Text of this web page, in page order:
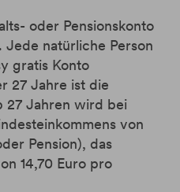
oder Pensionskonto
natürliche Person
gratis Konto
27 Jahre ist die
27 Jahren wird bei
von
Pension), das
14,70 Euro pro